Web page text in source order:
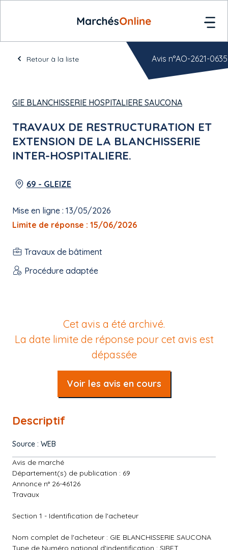
Retour à la liste
GIE BLANCHISSERIE HOSPITALIERE SAUCONA
TRAVAUX DE RESTRUCTURATION ET
EXTENSION DE LA BLANCHISSERIE
INTER-HOSPITALIERE.
69 - GLEIZE
Mise en ligne : 13/05/2026
Limite de réponse : 15/06/2026
Travaux de bâtiment
Procédure adaptée
Avis n°AO-2621-0635
Cet avis a été archivé.
La date limite de réponse pour cet avis est
dépassée
Voir les avis en cours
Descriptif
Source : WEB
Avis de marché
Département(s) de publication : 69
Annonce n° 26-46126
Travaux
Section 1 - Identification de l'acheteur
Nom complet de l'acheteur : GIE BLANCHISSERIE SAUCONA
Type de Numéro national d'indentification : SIRET